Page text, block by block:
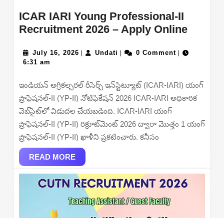
ICAR IARI Young Professional-II
Recruitment 2026 – Apply OnlineICAR
Young
II
–
July 16, 2026 July
Undati Undati0 Comment
6:31 am
ఇండియన్ అగ్రికల్చరల్ రీసెర్చ్ ఇన్‌స్టిట్యూట్ (ICAR-IARI) యంగ్
ప్రొఫెషనల్-II (YP-II) నోటిఫికేషన్ 2026 ICAR-IARI అధికారిక
వెబ్‌సైట్‌లో విడుదల చేయబడింది. ICAR-IARI యంగ్
ప్రొఫెషనల్-II (YP-II) రిక్రూట్‌మెంట్ 2026 ద్వారా మొత్తం 1 యంగ్
ప్రొఫెషనల్-II (YP-II) ఖాళీని ప్రకటించారు. కనీసం
READ MOREREAD
MORE